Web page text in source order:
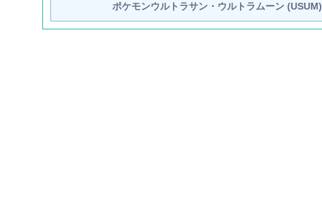
ポケモンウルトラサン・ウルトラムーン (USUM)